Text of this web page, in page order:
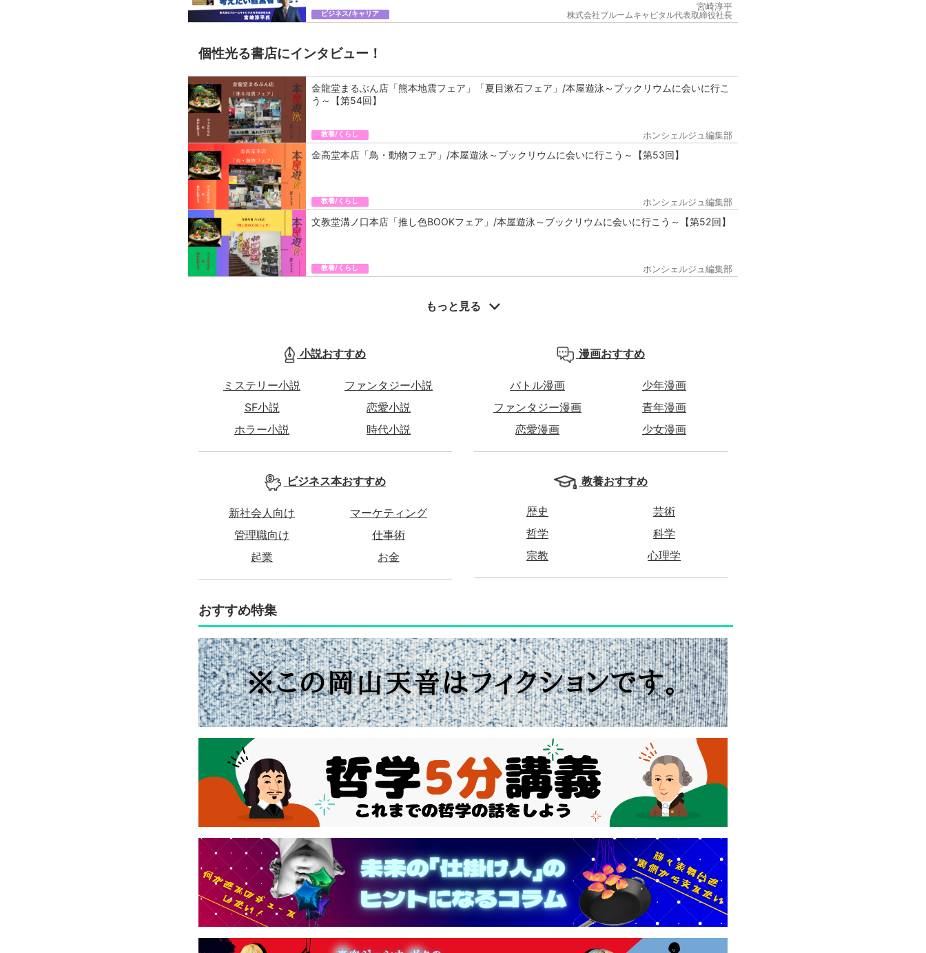
ビジネス/キャリア
宮崎淳平
株式会社ブルームキャピタル代表取締役社長
個性光る書店にインタビュー！
金龍堂まるぶん店「熊本地震フェア」「夏目漱石フェア」/本屋遊泳～ブックリウムに会いに行こ
う～【第54回】
教養/くらし ホンシェルジュ編集部
金高堂本店「鳥・動物フェア」/本屋遊泳～ブックリウムに会いに行こう～【第53回】
教養/くらし ホンシェルジュ編集部
文教堂溝ノ口本店「推し色BOOKフェア」/本屋遊泳～ブックリウムに会いに行こう～【第52回】
教養/くらし ホンシェルジュ編集部
もっと見る
小説おすすめ
ミステリー小説
ファンタジー小説
SF小説
恋愛小説
ホラー小説
時代小説
漫画おすすめ
バトル漫画
少年漫画
ファンタジー漫画
青年漫画
恋愛漫画
少女漫画
ビジネス本おすすめ
新社会人向け
マーケティング
管理職向け
仕事術
起業
お金
教養おすすめ
歴史
芸術
哲学
科学
宗教
心理学
おすすめ特集